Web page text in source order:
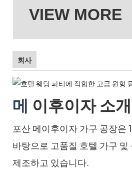
VIEW MORE
회사
메 이후이자 소개
포산 메이후이자 가구 공장은
바탕으로 고품질 호텔 가구 및
제조하고 있습니다.